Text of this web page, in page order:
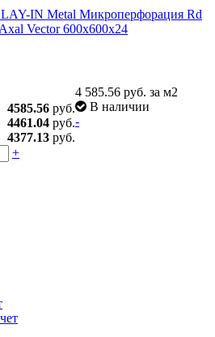
4585.56 руб.
4461.04 руб.
4377.13 руб.
4 585.56 руб. за м2
В наличии
-
+